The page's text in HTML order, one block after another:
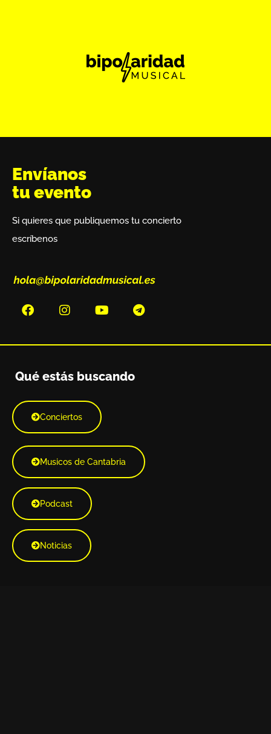
Envíanos
tu evento
Si quieres que publiquemos tu concierto
escríbenos
Qué estás buscando
Conciertos
Musicos de Cantabria
Podcast
Noticias